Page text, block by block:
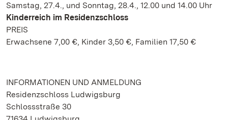
Samstag, 27.4., und Sonntag, 28.4., 12.00 und 14.00 Uhr
Kinderreich im Residenzschloss
PREIS
Erwachsene 7,00 €, Kinder 3,50 €, Familien 17,50 €
INFORMATIONEN UND ANMELDUNG
Residenzschloss Ludwigsburg
Schlossstraße 30